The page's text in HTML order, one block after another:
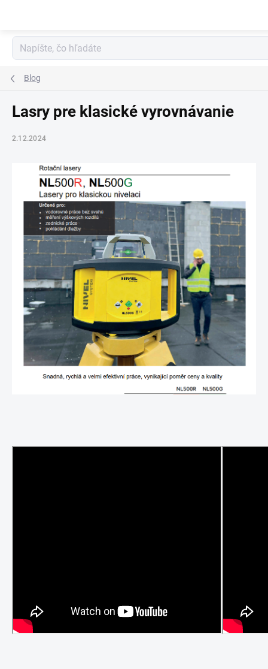
Blog
Lasry pre klasické vyrovnávanie
2.12.2024